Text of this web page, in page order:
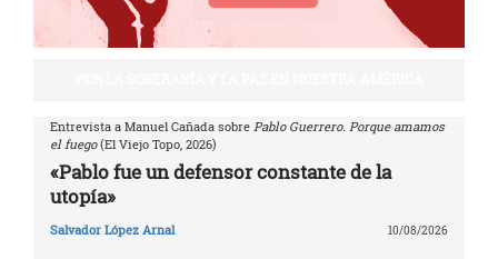
Entrevista a Manuel Cañada sobre Pablo Guerrero. Porque amamos
el fuego(El Viejo Topo, 2026)
«Pablo fue un defensor constante de la
utopía»
Salvador López Arnal 10/08/2026